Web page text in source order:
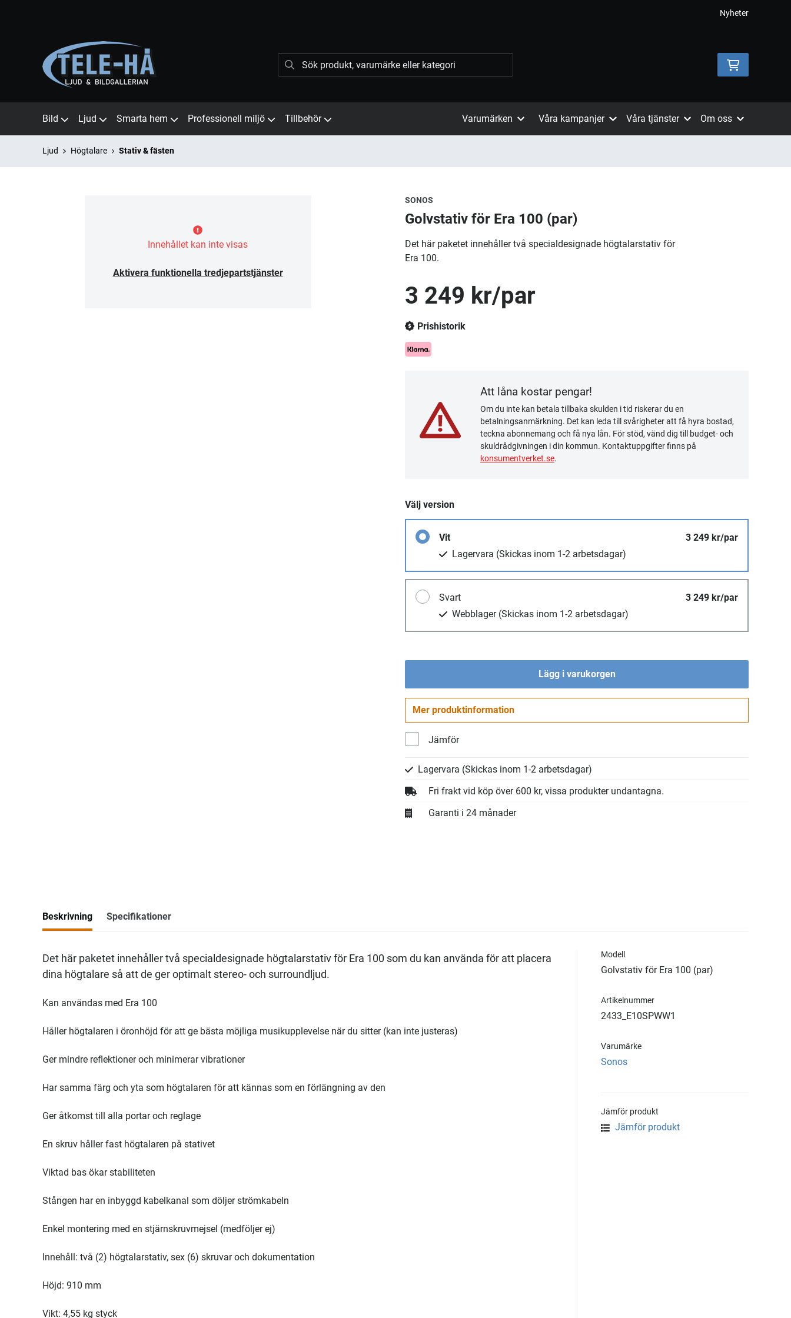
Nyheter
Bild Ljud Smarta hem Professionell miljö Tillbehör Varumärken Våra kampanjer Våra tjänster Om oss
Ljud Högtalare Stativ & fästen
Innehållet kan inte visas
Aktivera funktionella tredjepartstjänster
SONOS
Golvstativ för Era 100 (par)
​Det här paketet innehåller två specialdesignade högtalarstativ för
Era 100.
3 249 kr/par
Prishistorik
Att låna kostar pengar!
Om du inte kan betala tillbaka skulden i tid riskerar du en
betalningsanmärkning. Det kan leda till svårigheter att få hyra bostad,
teckna abonnemang och få nya lån. För stöd, vänd dig till budget- och
skuldrådgivningen i din kommun. Kontaktuppgifter finns på
konsumentverket.se.
Välj version
Vit
3 249 kr/par
Lagervara (Skickas inom 1-2 arbetsdagar)
Svart
3 249 kr/par
Webblager (Skickas inom 1-2 arbetsdagar)
Lägg i varukorgen
Mer produktinformation
Jämför
Lagervara (Skickas inom 1-2 arbetsdagar)
Fri frakt vid köp över 600 kr, vissa produkter undantagna.
Garanti i 24 månader
Beskrivning Specifikationer
Det här paketet innehåller två specialdesignade högtalarstativ för Era 100 som du kan använda för att placera
dina högtalare så att de ger optimalt stereo- och surroundljud.
Kan användas med Era 100
Håller högtalaren i öronhöjd för att ge bästa möjliga musikupplevelse när du sitter (kan inte justeras)
Ger mindre reflektioner och minimerar vibrationer
Har samma färg och yta som högtalaren för att kännas som en förlängning av den
Ger åtkomst till alla portar och reglage
En skruv håller fast högtalaren på stativet
Viktad bas ökar stabiliteten
Stången har en inbyggd kabelkanal som döljer strömkabeln
Enkel montering med en stjärnskruvmejsel (medföljer ej)
Innehåll: två (2) högtalarstativ, sex (6) skruvar och dokumentation
Höjd: 910 mm
Vikt: 4,55 kg styck
Modell
Golvstativ för Era 100 (par)
Artikelnummer
2433_E10SPWW1
Varumärke
Sonos
Jämför produkt
Jämför produkt